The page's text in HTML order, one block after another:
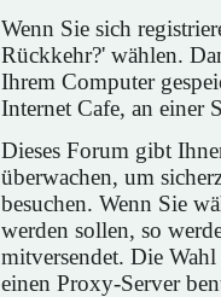
Wenn Sie sich
Rückkehr?' wählen.
Ihrem Computer
Internet Cafe, an einer
Dieses Forum gibt
überwachen, um
besuchen. Wenn Sie
werden sollen, so
mitversendet. Die
einen Proxy-Server